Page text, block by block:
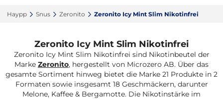
Haypp‎ Snus‎ Zeronito‎ Zeronito Icy Mint Slim Nikotinfrei‎
Zeronito Icy Mint Slim Nikotinfrei
Zeronito Icy Mint Slim Nikotinfrei sind Nikotinbeutel der
Marke Zeronito, hergestellt von Microzero AB. Über das
gesamte Sortiment hinweg bietet die Marke 21 Produkte in 2
Formaten sowie insgesamt 18 Geschmäckern, darunter
Melone, Kaffee & Bergamotte. Die Nikotinstärke im